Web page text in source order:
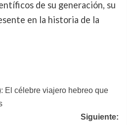
de su generación, su
en la historia de la
El célebre viajero hebreo que
Siguiente: